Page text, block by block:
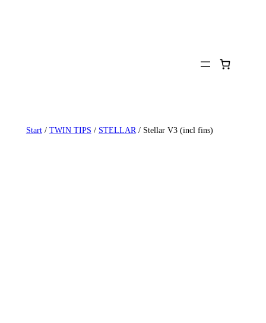
Start/ TWIN TIPS / STELLAR / Stellar V3 (incl fins)